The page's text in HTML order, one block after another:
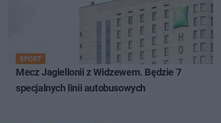
SPORT
Mecz Jagiellonii z Widzewem. Będzie 7
specjalnych linii autobusowych